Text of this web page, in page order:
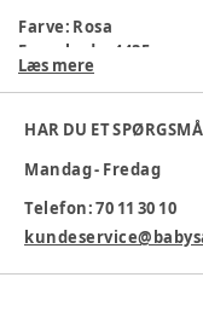
Farve: Rosa
Farvekode
4435
Læs mere
HAR DU ET
Mandag - Fredag
Telefon: 70 11 30 10